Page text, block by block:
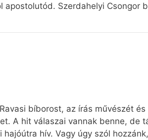
apostolutód. Szerdahelyi Csongor
bíborost, az írás művészét
A hit válaszai vannak benne, de
hív. Vagy úgy szól